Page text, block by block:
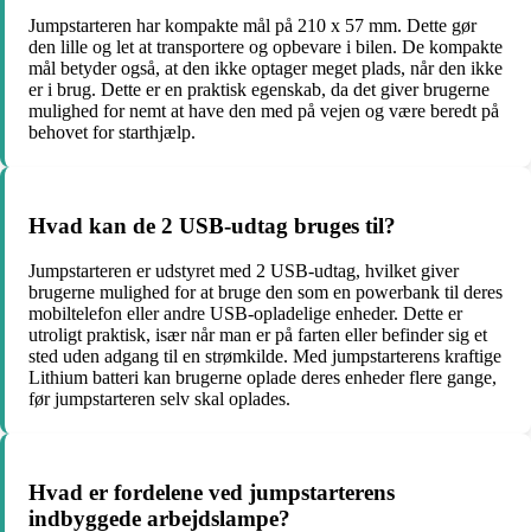
Jumpstarteren har kompakte mål på 210 x 57 mm. Dette gør
den lille og let at transportere og opbevare i bilen. De kompakte
mål betyder også, at den ikke optager meget plads, når den ikke
er i brug. Dette er en praktisk egenskab, da det giver brugerne
mulighed for nemt at have den med på vejen og være beredt på
behovet for starthjælp.
Hvad kan de 2 USB-udtag bruges til?
Jumpstarteren er udstyret med 2 USB-udtag, hvilket giver
brugerne mulighed for at bruge den som en powerbank til deres
mobiltelefon eller andre USB-opladelige enheder. Dette er
utroligt praktisk, især når man er på farten eller befinder sig et
sted uden adgang til en strømkilde. Med jumpstarterens kraftige
Lithium batteri kan brugerne oplade deres enheder flere gange,
før jumpstarteren selv skal oplades.
Hvad er fordelene ved jumpstarterens
indbyggede arbejdslampe?